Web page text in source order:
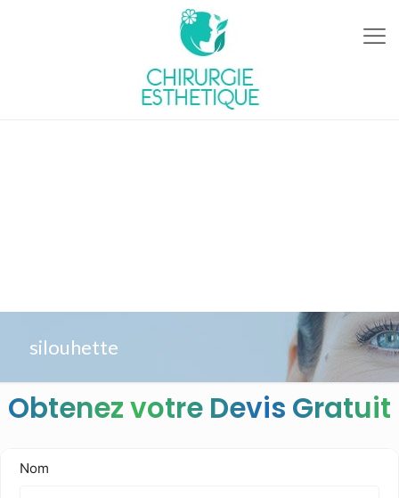
silouhette
Obtenez votre Devis Gratuit